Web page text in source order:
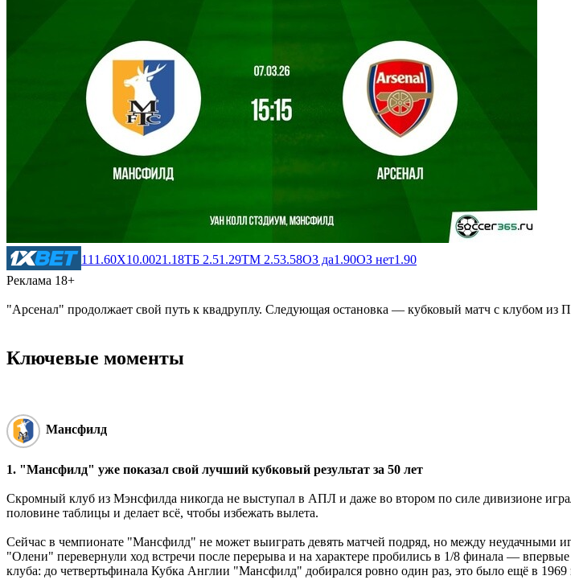
1 11.60X10.0021.18ТБ 2.51.29ТМ 2.53.58ОЗ да1.90ОЗ нет1.90
Реклама 18+
"Арсенал" продолжает свой путь к квадруплу. Следующая остановка ― кубковый матч с клубом из
Ключевые моменты
Мансфилд
1. "Мансфилд" уже показал свой лучший кубковый результат за 50 лет
Скромный клуб из Мэнсфилда никогда не выступал в АПЛ и даже во втором по силе дивизионе
половине таблицы и делает всё, чтобы избежать вылета.
Сейчас в чемпионате "Мансфилд" не может выиграть девять матчей подряд, но между неудачными
"Олени" перевернули ход встречи после перерыва и на характере пробились в 1/8 финала ―
клуба: до четвертьфинала Кубка Англии "Мансфилд" добирался ровно один раз, это было ещё в 1969